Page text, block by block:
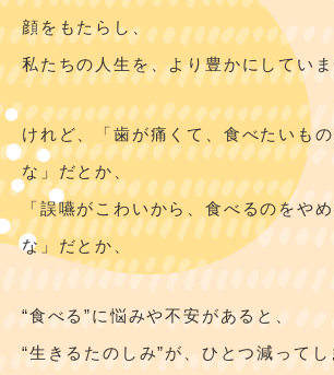
顔をもたらし、
私たちの人生を、より豊かにしていま
けれど、「歯が痛くて、食べたいも
な」だとか、
「誤嚥がこわいから、食べるのをや
な」だとか、
“食べる”に悩みや不安があると、
“生きるたのしみ”が、ひとつ減ってし